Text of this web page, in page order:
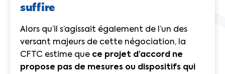
suffire
Alors qu’il s’agissait également de l’un des
versant majeurs de cette négociation, la
CFTC estime que ce projet d’accord ne
propose pas de mesures ou dispositifs qui